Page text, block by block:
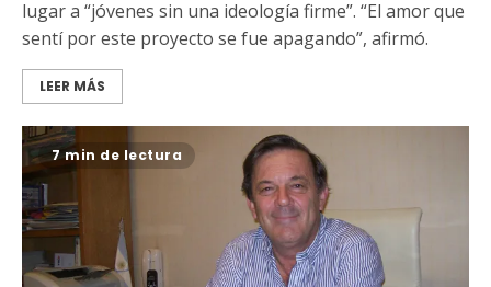
lugar a “jóvenes sin una ideología firme”. “El amor que
sentí por este proyecto se fue apagando”, afirmó.
LEER MÁS
7 min de lectura